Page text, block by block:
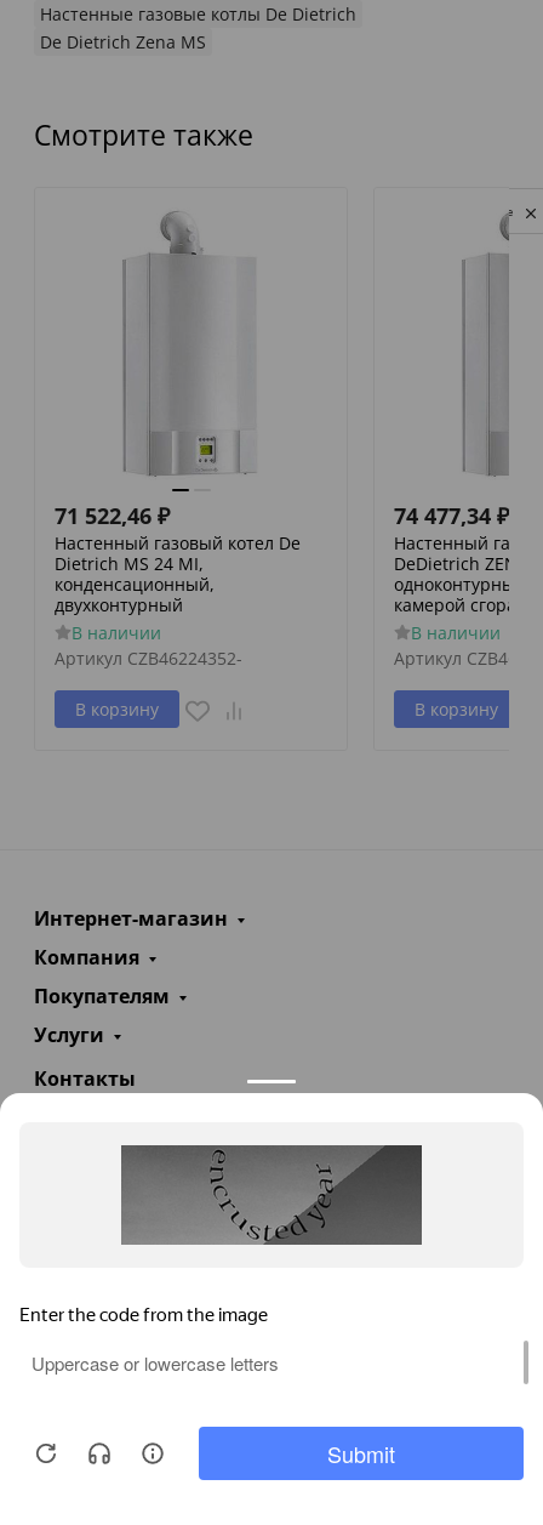
Настенные газовые котлы De Dietrich
De Dietrich Zena MS
Смотрите также
71 522,46 ₽
Настенный газовый котел De
Dietrich MS 24 MI,
конденсационный,
двухконтурный
В наличии
Артикул CZB46224352-
В корзину
74 477,34 ₽
Настенный
DeDietrich ZENA
одноконтурный
камерой
В наличии
Артикул
В корзину
Интернет-магазин
Компания
Покупателям
Услуги
Контакты
info@teploexpert.com
Пн—Сб 09:00 – 18:00
TeploExpert.com © 2008 - 2026 Оборудование для
систем отопления, водоснабжения, канализации
Privacy notice